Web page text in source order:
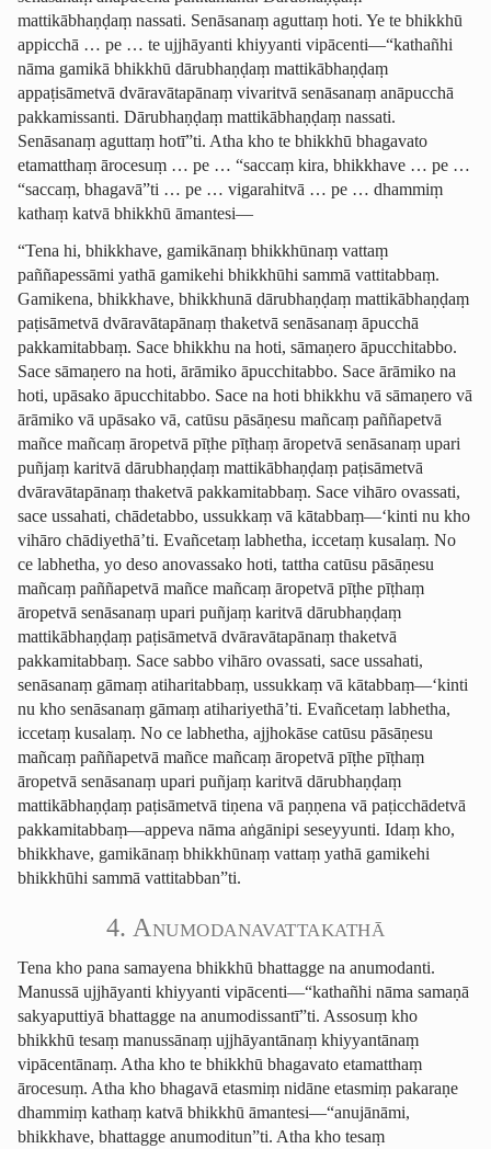
mattikābhaṇḍaṃ nassati. Senāsanaṃ aguttaṃ hoti. Ye te bhikkhū
appicchā … pe … te ujjhāyanti khiyyanti vipācenti—“kathañhi
nāma gamikā bhikkhū dārubhaṇḍaṃ mattikābhaṇḍaṃ
appaṭisāmetvā dvāravātapānaṃ vivaritvā senāsanaṃ anāpucchā
pakkamissanti. Dārubhaṇḍaṃ mattikābhaṇḍaṃ nassati.
Senāsanaṃ aguttaṃ hotī”ti. Atha kho te bhikkhū bhagavato
etamatthaṃ ārocesuṃ … pe … “saccaṃ kira, bhikkhave … pe …
“saccaṃ, bhagavā”ti … pe … vigarahitvā … pe … dhammiṃ
kathaṃ katvā bhikkhū āmantesi—
“Tena hi, bhikkhave, gamikānaṃ bhikkhūnaṃ vattaṃ
paññapessāmi yathā gamikehi bhikkhūhi sammā vattitabbaṃ.
Gamikena, bhikkhave, bhikkhunā dārubhaṇḍaṃ mattikābhaṇḍaṃ
paṭisāmetvā dvāravātapānaṃ thaketvā senāsanaṃ āpucchā
pakkamitabbaṃ. Sace bhikkhu na hoti, sāmaṇero āpucchitabbo.
Sace sāmaṇero na hoti, ārāmiko āpucchitabbo. Sace ārāmiko na
hoti, upāsako āpucchitabbo. Sace na hoti bhikkhu vā sāmaṇero vā
ārāmiko vā upāsako vā, catūsu pāsāṇesu mañcaṃ paññapetvā
mañce mañcaṃ āropetvā pīṭhe pīṭhaṃ āropetvā senāsanaṃ upari
puñjaṃ karitvā dārubhaṇḍaṃ mattikābhaṇḍaṃ paṭisāmetvā
dvāravātapānaṃ thaketvā pakkamitabbaṃ. Sace vihāro ovassati,
sace ussahati, chādetabbo, ussukkaṃ vā kātabbaṃ—‘kinti nu kho
vihāro chādiyethā’ti. Evañcetaṃ labhetha, iccetaṃ kusalaṃ. No
ce labhetha, yo deso anovassako hoti, tattha catūsu pāsāṇesu
mañcaṃ paññapetvā mañce mañcaṃ āropetvā pīṭhe pīṭhaṃ
āropetvā senāsanaṃ upari puñjaṃ karitvā dārubhaṇḍaṃ
mattikābhaṇḍaṃ paṭisāmetvā dvāravātapānaṃ thaketvā
pakkamitabbaṃ. Sace sabbo vihāro ovassati, sace ussahati,
senāsanaṃ gāmaṃ atiharitabbaṃ, ussukkaṃ vā kātabbaṃ—‘kinti
nu kho senāsanaṃ gāmaṃ atihariyethā’ti. Evañcetaṃ labhetha,
iccetaṃ kusalaṃ. No ce labhetha, ajjhokāse catūsu pāsāṇesu
mañcaṃ paññapetvā mañce mañcaṃ āropetvā pīṭhe pīṭhaṃ
āropetvā senāsanaṃ upari puñjaṃ karitvā dārubhaṇḍaṃ
mattikābhaṇḍaṃ paṭisāmetvā tiṇena vā paṇṇena vā paṭicchādetvā
pakkamitabbaṃ—appeva nāma aṅgānipi seseyyunti. Idaṃ kho,
bhikkhave, gamikānaṃ bhikkhūnaṃ vattaṃ yathā gamikehi
bhikkhūhi sammā vattitabban”ti.
4. Anumo­danavat­ta­kathā
Tena kho pana samayena bhikkhū bhattagge na anumodanti.
Manussā ujjhāyanti khiyyanti vipācenti—“kathañhi nāma samaṇā
sakyaputtiyā bhattagge na anumodissantī”ti. Assosuṃ kho
bhikkhū tesaṃ manussānaṃ ujjhāyantānaṃ khiyyantānaṃ
vipācentānaṃ. Atha kho te bhikkhū bhagavato etamatthaṃ
ārocesuṃ. Atha kho bhagavā etasmiṃ nidāne etasmiṃ pakaraṇe
dhammiṃ kathaṃ katvā bhikkhū āmantesi—“anujānāmi,
bhikkhave, bhattagge anumoditun”ti. Atha kho tesaṃ